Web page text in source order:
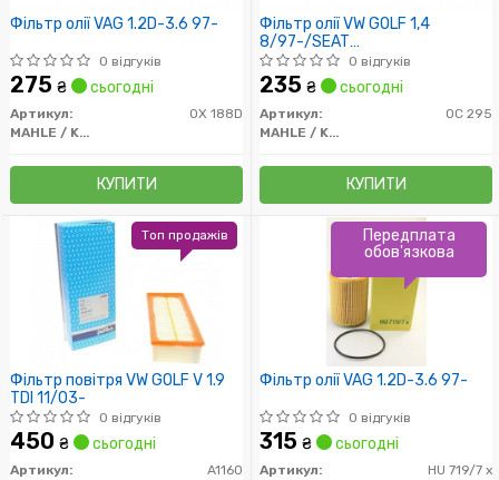
Фільтр олії VAG 1.2D-3.6 97-
0 відгуків
275 ₴ сьогодні
Артикул:
OX 188D
MAHLE / KNECHT
КУПИТИ
Фільтр олії VW GOLF 1,4
8/97-/SEAT
AROSA/CORDOBA/IBIZA
0 відгуків
235 ₴ сьогодні
Артикул:
OC 295
MAHLE / KNECHT
КУПИТИ
Фільтр повітря VW GOLF V 1.9
TDI 11/03-
0 відгуків
450 ₴ сьогодні
Артикул:
A1160
Топ продажів
Фільтр олії VAG 1.2D-3.6 97-
0 відгуків
315 ₴ сьогодні
Артикул:
HU 719/7 x
Передплата
обов'язкова